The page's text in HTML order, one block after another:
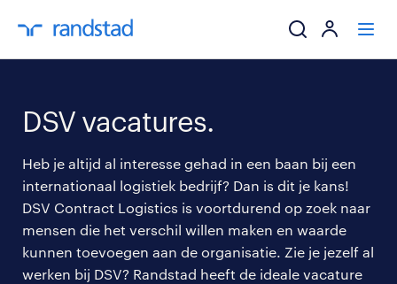
mijn carrière
over randstad
DSV vacatures.
Heb je altijd al interesse gehad in een baan bij een
internationaal logistiek bedrijf? Dan is dit je kans!
DSV Contract Logistics is voortdurend op zoek naar
mensen die het verschil willen maken en waarde
kunnen toevoegen aan de organisatie. Zie je jezelf al
werken bij DSV? Randstad heeft de ideale vacature